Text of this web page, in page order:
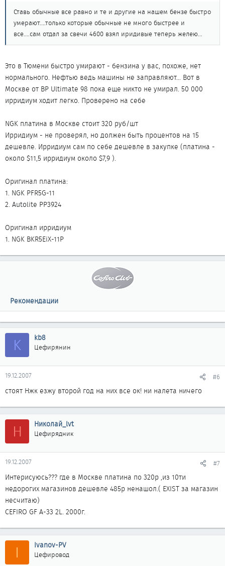
Ставь обычные все равно и те и другие на нашем бензе быстро
умерают....только которые обычные не много быстрее и
все....сам отдал за свечи 4600 взял иридивые теперь желею...
Это в Тюмени быстро умирают - бензина у вас, похоже, нет
нормального. Нефтью ведь машины не заправляют... Вот в
Москве от BP Ultimate 98 пока еще никто не умирал. 50 000
ирридиум ходит легко. Проверено на себе
NGK платина в Москве стоит 320 руб/шт
Ирридиум - не проверял, но должен быть процентов на 15
дешевле. Ирридиум сам по себе дешевле в закупке (платина -
около $11,5 ирридиум около $7,9 ).
Оригинал платина:
1. NGK PFR5G-11
2. Autolite PP3924
Оригинал ирридиум
1. NGK BKR5EiX-11P
Рекомендации
K kb8
Цефирянин
19.12.2007 #6
стоят Нжк езжу второй год на них все ок! ни налета ничего
Н Николай_lvt
Цефирядник
19.12.2007 #7
Интерисуюсь??? где в Москве платина по 320р ,из 10ти
недорогих магазинов дешевле 485р ненашол.( EXIST за магазин
несчитаю)
CEFIRO GF A-33 2L. 2000г.
I Ivanov-PV
Цефировод